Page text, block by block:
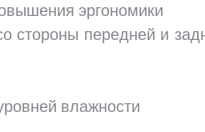
эргономики
стороны передней и
влажности